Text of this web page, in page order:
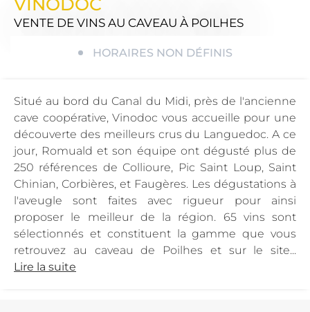
VENTE DE VINS AU CAVEAU À POILHES
HORAIRES NON DÉFINIS
Situé au bord du Canal du Midi, près de l'ancienne
cave coopérative, Vinodoc vous accueille pour une
découverte des meilleurs crus du Languedoc. A ce
jour, Romuald et son équipe ont dégusté plus de
250 références de Collioure, Pic Saint Loup, Saint
Chinian, Corbières, et Faugères. Les dégustations à
l'aveugle sont faites avec rigueur pour ainsi
proposer le meilleur de la région. 65 vins sont
sélectionnés et constituent la gamme que vous
retrouvez au caveau de Poilhes et sur le site...
Lire la suite